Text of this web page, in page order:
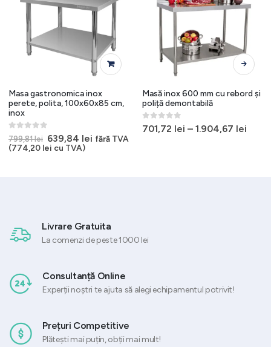
Masa gastronomica inox
perete, polita, 100x60x85 cm,
inox
0out of 5
799,81lei Prețul
inițial
639,84 leiPrețul
fără TVA
(774,20 lei cu TVA)
Acest produs are mai multe variații. Opțiunile pot fi alese în pagina produsului.
Masă inox 600 mm cu rebord și
poliță demontabilă
0out of 5
701,72 lei – 1.904,67 lei
Livrare Gratuita
La comenzi de peste 1000 lei
Consultanță Online
Experții noștri te ajuta să alegi echipamentul potrivit!
Prețuri Competitive
Plătești mai puțin, obții mai mult!